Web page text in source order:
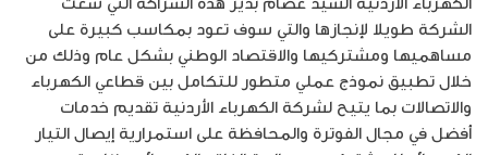
الشركة طويلا لإنجازها والتي سوف تعود بمكاسب كبيرة على
مساهميها ومشتركيها والاقتصاد الوطني بشكل عام وذلك من
خلال تطبيق نموذج عملي متطور للتكامل بين قطاعي الكهرباء
والاتصالات بما يتيح لشركة الكهرباء الأردنية تقديم خدمات
أفضل في مجال الفوترة والمحافظة على استمرارية إيصال التيار